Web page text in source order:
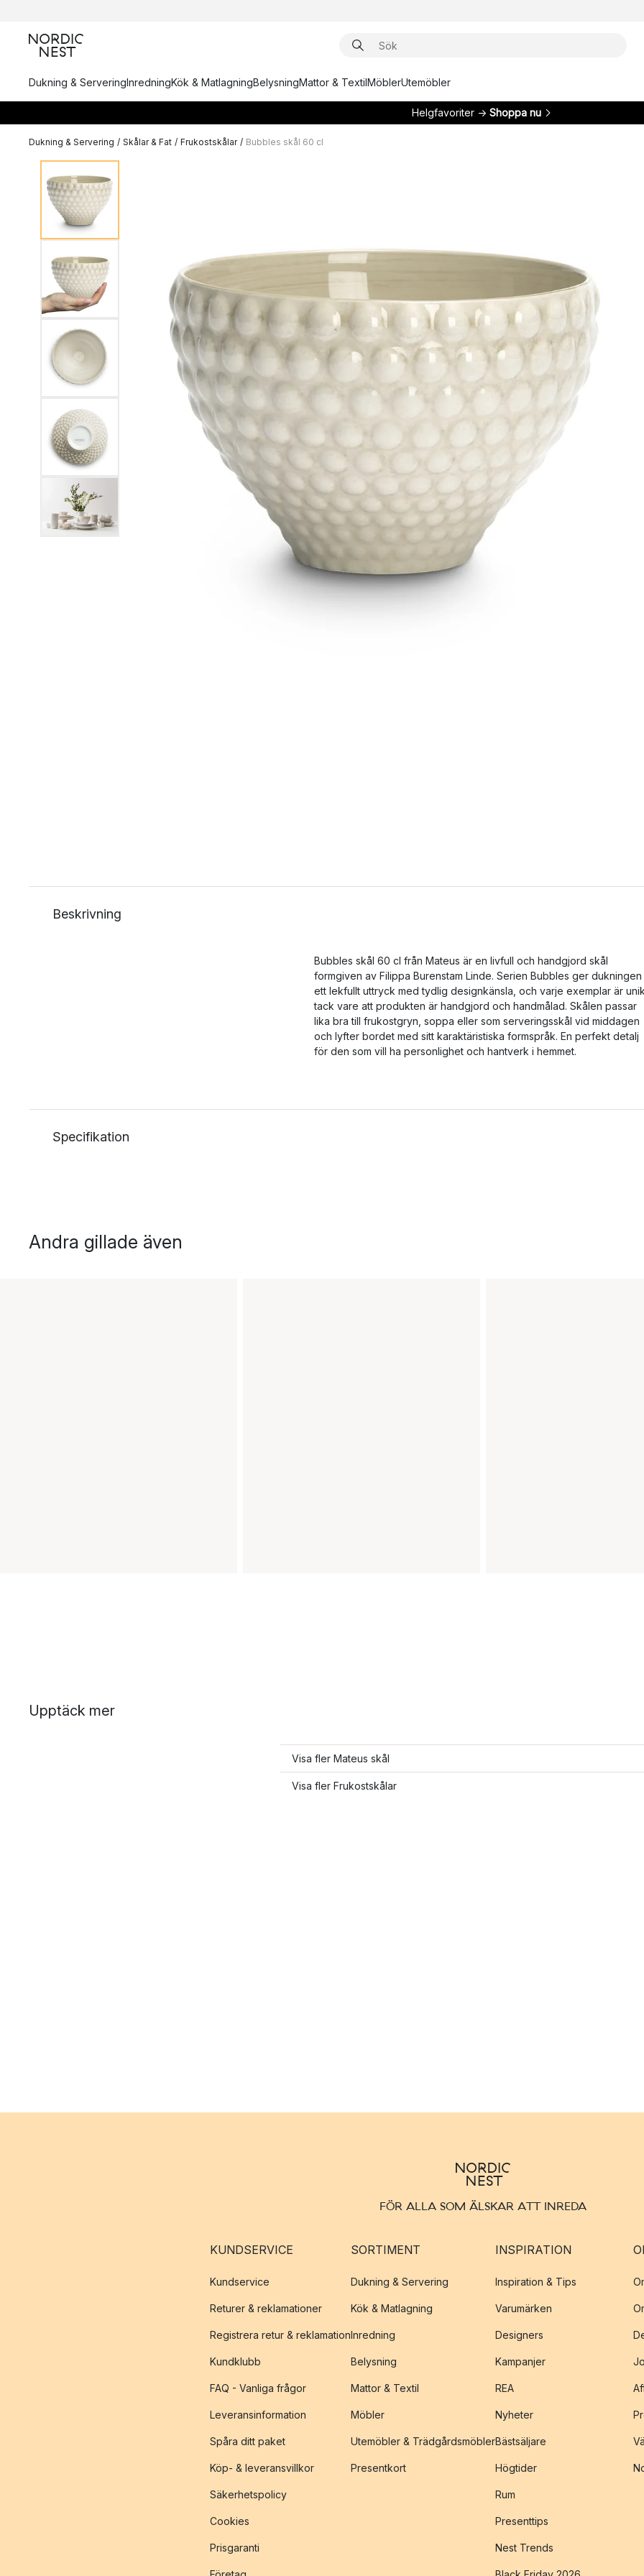
Dukning & ServeringInredningKök & MatlagningBelysningMattor & TextilMöblerUtemöbler
Helgfavoriter → Shoppa nu
Dukning & Servering / Skålar & Fat / Frukostskålar / Bubbles skål 60 cl
Beskrivning
Bubbles skål 60 cl från Mateus är en livfull och handgjord skål
formgiven av Filippa Burenstam Linde. Serien Bubbles ger dukningen
ett lekfullt uttryck med tydlig designkänsla, och varje exemplar är
tack vare att produkten är handgjord och handmålad. Skålen passar
lika bra till frukostgryn, soppa eller som serveringsskål vid middagen
och lyfter bordet med sitt karaktäristiska formspråk. En perfekt detalj
för den som vill ha personlighet och hantverk i hemmet.
Specifikation
Andra gillade även
Upptäck mer
Visa fler Mateus skål
Visa fler Frukostskålar
FÖR ALLA SOM ÄLSKAR ATT INREDA
KUNDSERVICE
Kundservice
Returer & reklamationer
Registrera retur & reklamation
Kundklubb
FAQ - Vanliga frågor
Leveransinformation
Spåra ditt paket
Köp- & leveransvillkor
Säkerhetspolicy
Cookies
Prisgaranti
SORTIMENT
Dukning & Servering
Kök & Matlagning
Inredning
Belysning
Mattor & Textil
Möbler
Utemöbler & Trädgårdsmöbler
Presentkort
INSPIRATION
Inspiration & Tips
Varumärken
Designers
Kampanjer
REA
Nyheter
Bästsäljare
Högtider
Rum
Presenttips
Nest Trends